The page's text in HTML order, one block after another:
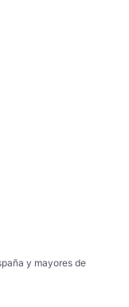
y mayores de